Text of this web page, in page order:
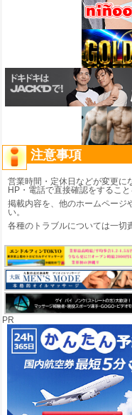
注意事項
営業時間・定休日などが変更に
HP・電話で直接確認をすること
掲載内容を、他のホームページ
い。
各種のトラブルについては一切
PR